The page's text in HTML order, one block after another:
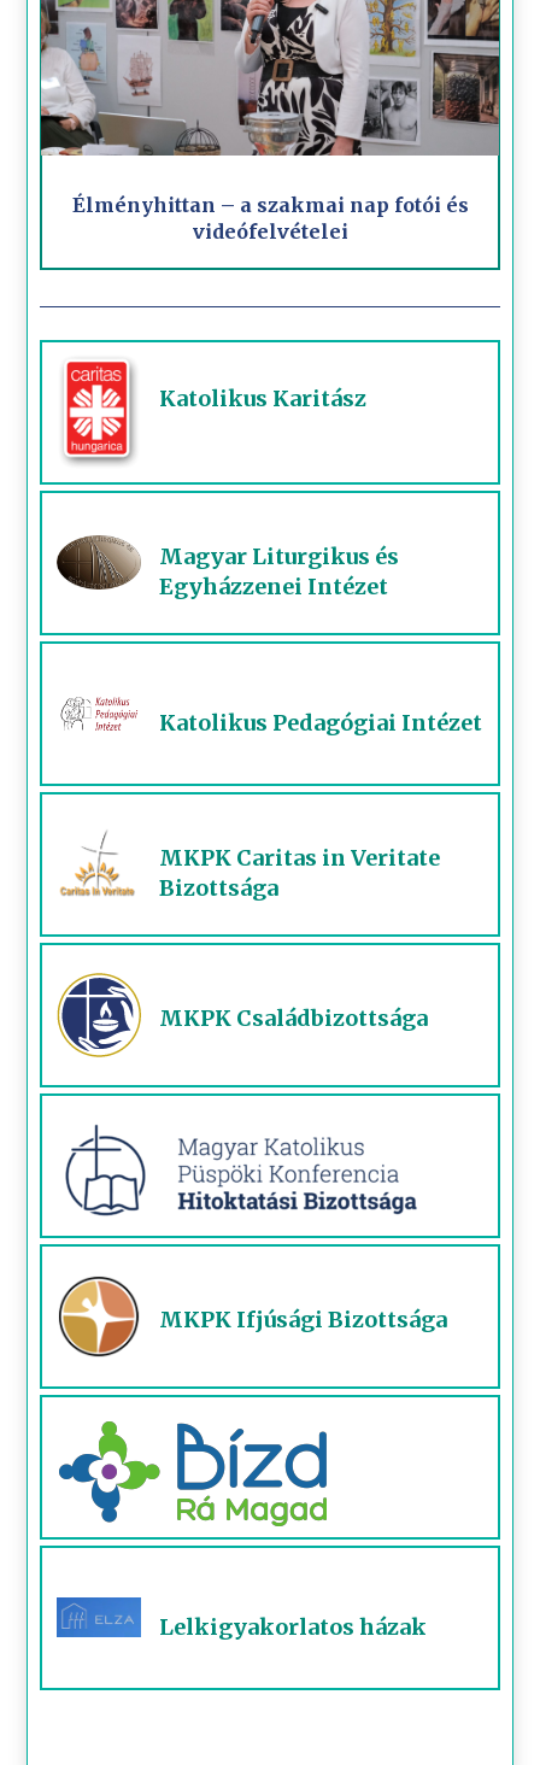
Élményhittan – a szakmai nap fotói és
videófelvételei
Katolikus Karitász
Magyar Liturgikus és
Egyházzenei Intézet
Katolikus Pedagógiai Intézet
MKPK Caritas in Veritate
Bizottsága
MKPK Családbizottsága
MKPK Ifjúsági Bizottsága
Lelkigyakorlatos házak